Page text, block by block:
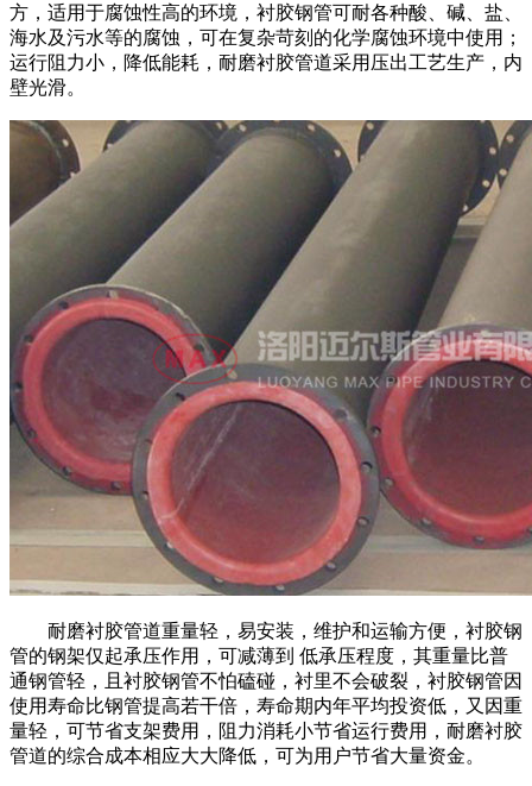
方，适用于腐蚀性高的环境，衬胶钢管可耐各种酸、碱、盐、
海水及污水等的腐蚀，可在复杂苛刻的化学腐蚀环境中使用；
运行阻力小，降低能耗，耐磨衬胶管道采用压出工艺生产，内
壁光滑。
耐磨衬胶管道重量轻，易安装，维护和运输方便，衬胶钢
管的钢架仅起承压作用，可减薄到 低承压程度，其重量比普
通钢管轻，且衬胶钢管不怕磕碰，衬里不会破裂，衬胶钢管因
使用寿命比钢管提高若干倍，寿命期内年平均投资低，又因重
量轻，可节省支架费用，阻力消耗小节省运行费用，耐磨衬胶
管道的综合成本相应大大降低，可为用户节省大量资金。